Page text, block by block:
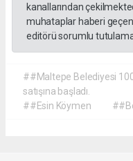
kanallarından
muhataplar haberi
editörü sorumlu
##Maltepe Belediyesi
satışına başladı.
##Esin Köymen